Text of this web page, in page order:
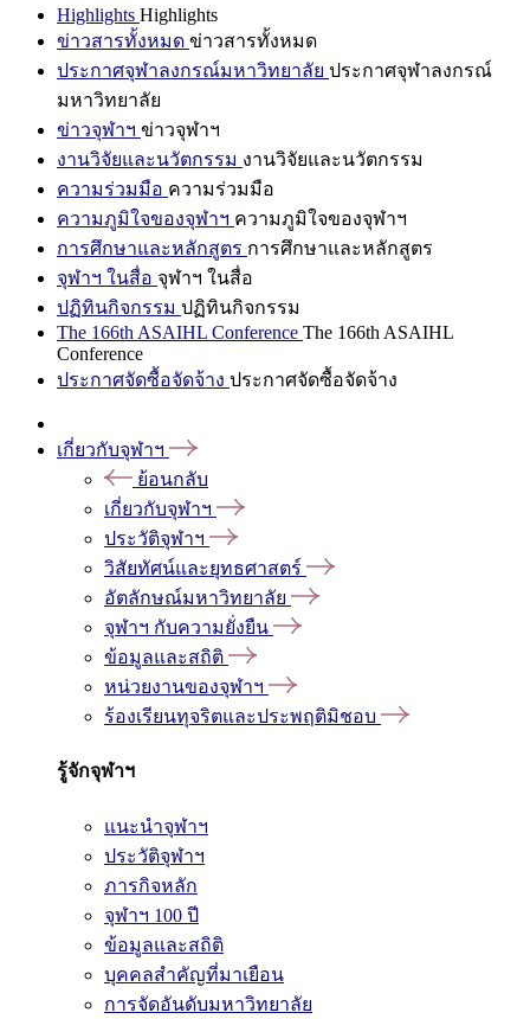
Highlights Highlights
ข่าวสารทั้งหมด ข่าวสารทั้งหมด
ประกาศจุฬาลงกรณ์มหาวิทยาลัย ประกาศจุฬาลงกรณ์
มหาวิทยาลัย
ข่าวจุฬาฯ ข่าวจุฬาฯ
งานวิจัยและนวัตกรรม งานวิจัยและนวัตกรรม
ความร่วมมือ ความร่วมมือ
ความภูมิใจของจุฬาฯ ความภูมิใจของจุฬาฯ
การศึกษาและหลักสูตร การศึกษาและหลักสูตร
จุฬาฯ ในสื่อ จุฬาฯ ในสื่อ
ปฏิทินกิจกรรม ปฏิทินกิจกรรม
The 166th ASAIHL Conference The 166th ASAIHL
Conference
ประกาศจัดซื้อจัดจ้าง ประกาศจัดซื้อจัดจ้าง
เกี่ยวกับจุฬาฯ
ย้อนกลับ
เกี่ยวกับจุฬาฯ
ประวัติจุฬาฯ
วิสัยทัศน์และยุทธศาสตร์
อัตลักษณ์มหาวิทยาลัย
จุฬาฯ กับความยั่งยืน
ข้อมูลและสถิติ
หน่วยงานของจุฬาฯ
ร้องเรียนทุจริตและประพฤติมิชอบ
รู้จักจุฬาฯ
แนะนำจุฬาฯ
ประวัติจุฬาฯ
ภารกิจหลัก
จุฬาฯ 100 ปี
ข้อมูลและสถิติ
บุคคลสำคัญที่มาเยือน
การจัดอันดับมหาวิทยาลัย